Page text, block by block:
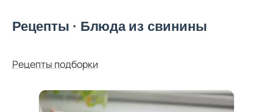
Рецепты · Блюда из свинины
Рецепты подборки